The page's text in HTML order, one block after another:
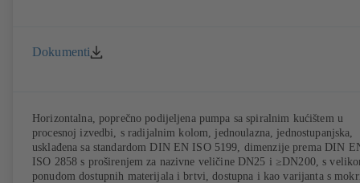
Dokumenti
Horizontalna, poprečno podijeljena pumpa sa spiralnim kućištem u
procesnoj izvedbi, s radijalnim kolom, jednoulazna, jednostupanjska,
usklađena sa standardom DIN EN ISO 5199, dimenzije prema DIN
ISO 2858 s proširenjem za nazivne veličine DN25 i ≥DN200, s
ponudom dostupnih materijala i brtvi, dostupna i kao varijanta s